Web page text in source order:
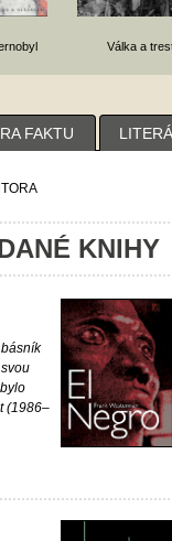
Válka a
1 2 3
4
FAKTU
KNIHY
(1986–